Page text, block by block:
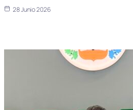
28 Junio 2026